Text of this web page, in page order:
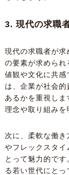
3. 現代の求職
現代の求職者が求
の要素が求められ
値観や文化に共
は、企業が社会
あるかを重視し
理念や取り組みを
次に、柔軟な働
やフレックスタイ
とって魅力的で
る若い世代にとっ